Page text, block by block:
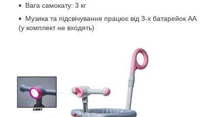
Вага самокату: 3 кг
Музика та підсвічування працює від 3-х батарейок АА
(у комплект не входять)